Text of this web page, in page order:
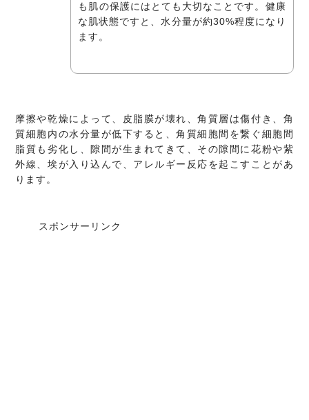
も肌の保護にはとても大切なことです。健康
な肌状態ですと、水分量が約30%程度になり
ます。
摩擦や乾燥によって、皮脂膜が壊れ、角質層は傷付き、角
質細胞内の水分量が低下すると、角質細胞間を繋ぐ細胞間
脂質も劣化し、隙間が生まれてきて、その隙間に花粉や紫
外線、埃が入り込んで、アレルギー反応を起こすことがあ
ります。
スポンサーリンク